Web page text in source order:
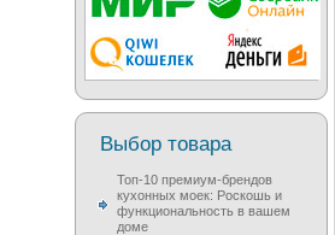
Выбор товара
Топ-10 премиум-брендов
кухонных моек: Роскошь и
функциональность в вашем
доме